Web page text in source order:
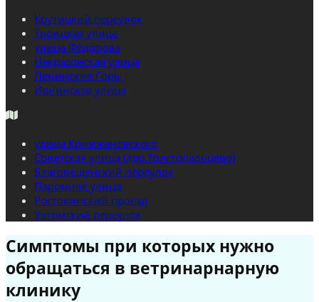
Крутицкий переулок
Троицкая улица
улица Фёдорова
Некрасовская улица
Ленинские Горы
Ионинская улица
улица Кржижановского
Советская улица (дер.Толстопальцево)
Благовещенский переулок
Паромная улица
Ростокинский проезд
Ухтомский переулок
Симптомы при которых нужно
обращаться в ветринарнарную
клинику